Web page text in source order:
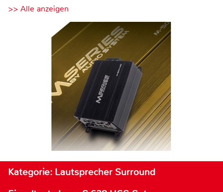
>> Alle anzeigen
Kategorie: Lautsprecher Surround